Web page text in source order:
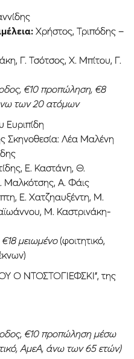
Χρήστος, Τριπόδης –
Γ. Τσότσος, Χ. Μπίτου, Γ.
€10 προπώληση, €8
των 20 ατόμων
Ευριπίδη
Σκηνοθεσία: Λέα Μαλένη
Ε. Καστάνη, Θ.
Μαλκότσης, Α. Φάις
Ε. Χατζηαυξέντη, Μ.
Μ. Καστρινάκη-
€18 μειωμένο(φοιτητικό,
Ο ΝΤΟΣΤΟΓΙΕΦΣΚΙ”, της
€10 προπώληση μέσω
ΑμεΑ, άνω των 65 ετών)